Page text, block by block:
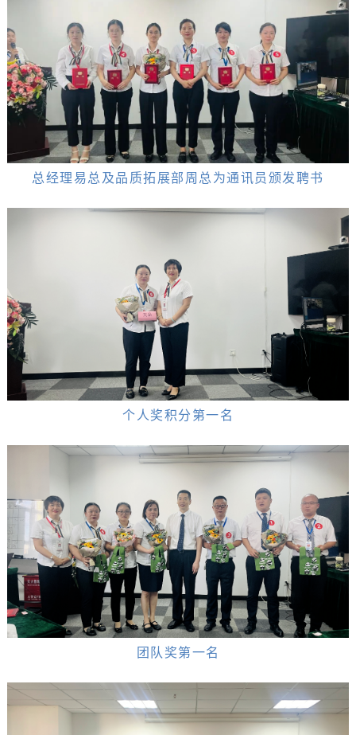
总经理易总及品质拓展部周总为通讯员颁发聘书
个人奖积分第一名
团队奖第一名